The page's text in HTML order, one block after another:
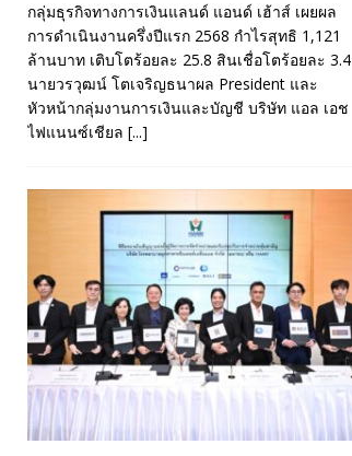
กลุ่มธุรกิจทางการเงินแลนด์ แอนด์ เฮ้าส์ เผยผล
การดำเนินงานครึ่งปีแรก 2568 กำไรสุทธิ 1,121
ล้านบาท เติบโตร้อยละ 25.8 สินเชื่อโตร้อยละ 3.4
นายวรวุฒน์ โตเจริญธนาผล President และ
หัวหน้ากลุ่มงานการเงินและบัญชี บริษัท แอล เอช
ไฟแนนซ์เชียล [...]